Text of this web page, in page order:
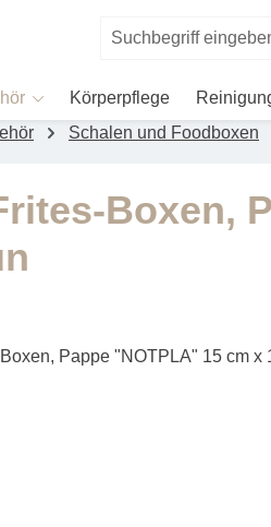
Körperpflege
Schalen und Foodboxen
Boxen,